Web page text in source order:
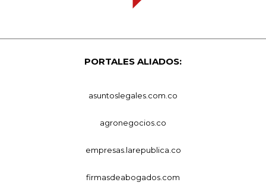
PORTALES ALIADOS:
asuntoslegales.com.co
agronegocios.co
empresas.larepublica.co
firmasdeabogados.com